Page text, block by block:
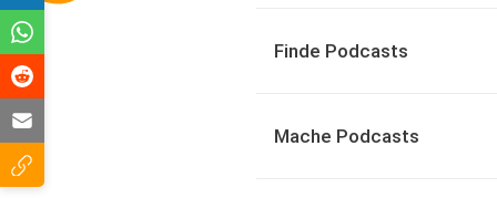
Finde Podcasts
Mache Podcasts